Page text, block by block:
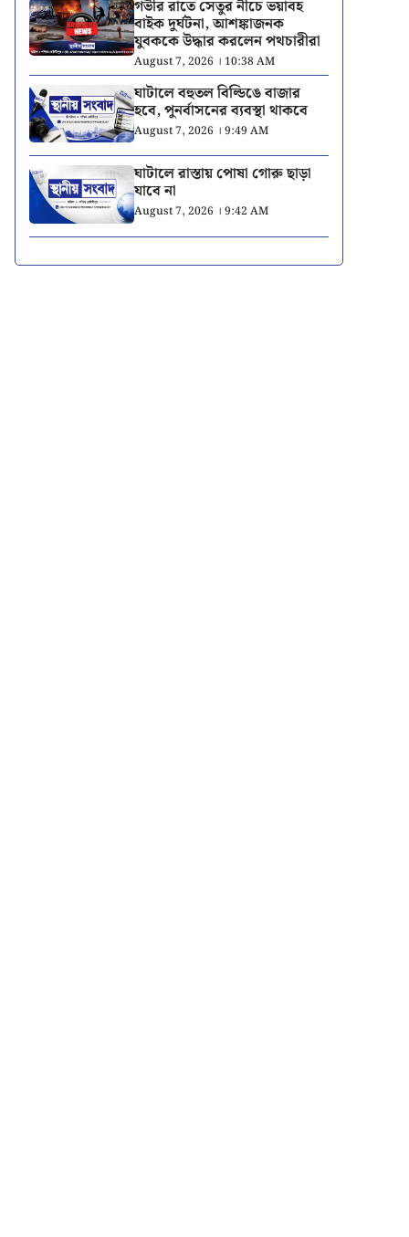
গভীর রাতে সেতুর নীচে ভয়াবহ
বাইক দুর্ঘটনা, আশঙ্কাজনক
যুবককে উদ্ধার করলেন পথচারীরা
August 7, 2026 । 10:38 AM
ঘাটালে বহুতল বিল্ডিঙে বাজার
হবে, পুনর্বাসনের ব্যবস্থা থাকবে
August 7, 2026 । 9:49 AM
ঘাটালে রাস্তায় পোষা গোরু ছাড়া
যাবে না
August 7, 2026 । 9:42 AM